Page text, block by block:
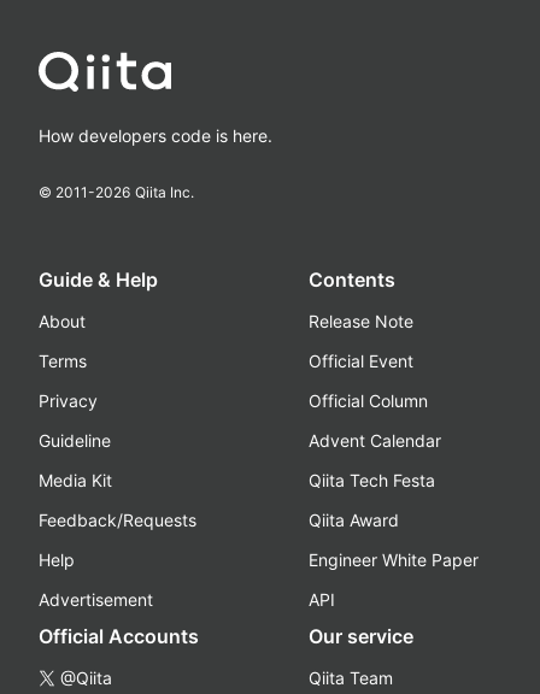
How developers code is here.
© 2011-2026 Qiita Inc.
Guide & Help
About
Terms
Privacy
Guideline
Media Kit
Feedback/Requests
Help
Advertisement
Contents
Release Note
Official Event
Official Column
Advent Calendar
Qiita Tech Festa
Qiita Award
Engineer White Paper
API
Official Accounts
@Qiita
Our service
Qiita Team